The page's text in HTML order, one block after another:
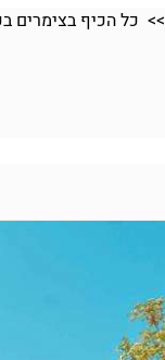
>> כל הכיף בצימרים